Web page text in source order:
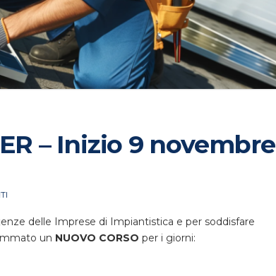
– Inizio 9 novembre
delle Imprese di Impiantistica e per soddisfare
un NUOVO CORSO per i giorni: